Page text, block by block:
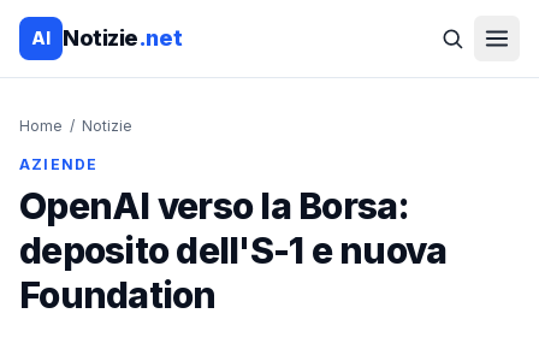
AI Notizie.net
Home / Notizie
AZIENDE
OpenAI verso la Borsa:
deposito dell'S-1 e nuova
Foundation